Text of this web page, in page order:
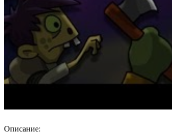
Описание: